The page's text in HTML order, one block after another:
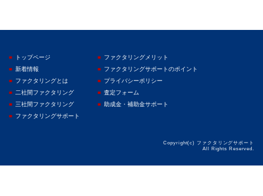
トップページ
新着情報
ファクタリングとは
二社間ファクタリング
三社間ファクタリング
ファクタリングサポート
ファクタリングメリット
ファクタリングサポートのポイント
プライバシーポリシー
査定フォーム
助成金・補助金サポート
Copyright(c) ファクタリングサポート
All Rights Reserved.